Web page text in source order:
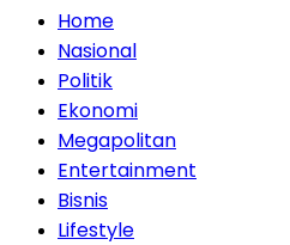
Home
Nasional
Politik
Ekonomi
Megapolitan
Entertainment
Bisnis
Lifestyle